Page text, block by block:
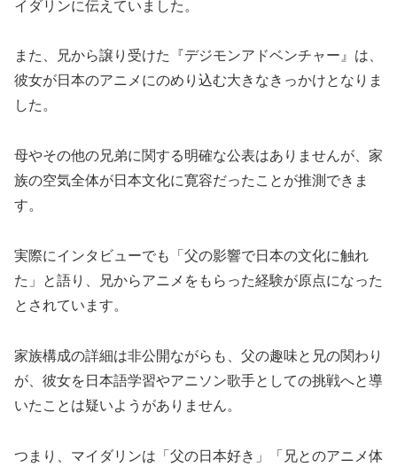
イダリンに伝えていました。
また、兄から譲り受けた『デジモンアドベンチャー』は、
彼女が日本のアニメにのめり込む大きなきっかけとなりま
した。
母やその他の兄弟に関する明確な公表はありませんが、家
族の空気全体が日本文化に寛容だったことが推測できま
す。
実際にインタビューでも「父の影響で日本の文化に触れ
た」と語り、兄からアニメをもらった経験が原点になった
とされています。
家族構成の詳細は非公開ながらも、父の趣味と兄の関わり
が、彼女を日本語学習やアニソン歌手としての挑戦へと導
いたことは疑いようがありません。
つまり、マイダリンは「父の日本好き」「兄とのアニメ体